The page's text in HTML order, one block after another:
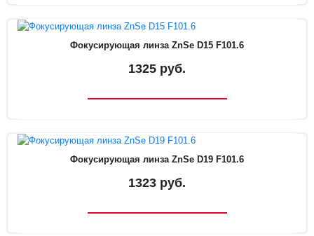
Фокусирующая линза ZnSe D15 F101.6
1325 руб.
Фокусирующая линза ZnSe D19 F101.6
1323 руб.